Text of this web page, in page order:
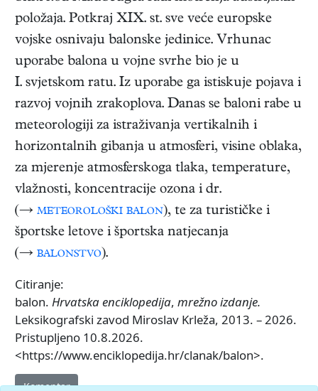
položaja. Potkraj XIX. st. sve veće europske
vojske osnivaju balonske jedinice. Vrhunac
uporabe balona u vojne svrhe bio je u
I. svjetskom ratu. Iz uporabe ga istiskuje pojava i
razvoj vojnih zrakoplova. Danas se baloni rabe u
meteorologiji za istraživanja vertikalnih i
horizontalnih gibanja u atmosferi, visine oblaka,
za mjerenje atmosferskoga tlaka, temperature,
vlažnosti, koncentracije ozona i dr.
(→ meteorološki balon), te za turističke i
športske letove i športska natjecanja
(→ balonstvo).
Citiranje:
balon. Hrvatska enciklopedija, mrežno izdanje.
Leksikografski zavod Miroslav Krleža, 2013. – 2026.
Pristupljeno 10.8.2026.
<https://www.enciklopedija.hr/clanak/balon>.
Komentar